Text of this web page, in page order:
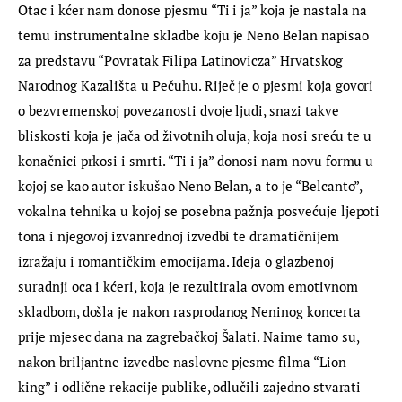
Otac i kćer nam donose pjesmu “Ti i ja” koja je nastala na
temu instrumentalne skladbe koju je Neno Belan napisao
za predstavu “Povratak Filipa Latinovicza” Hrvatskog
Narodnog Kazališta u Pečuhu. Riječ je o pjesmi koja govori
o bezvremenskoj povezanosti dvoje ljudi, snazi takve
bliskosti koja je jača od životnih oluja, koja nosi sreću te u
konačnici prkosi i smrti. “Ti i ja” donosi nam novu formu u
kojoj se kao autor iskušao Neno Belan, a to je “Belcanto”,
vokalna tehnika u kojoj se posebna pažnja posvećuje ljepoti
tona i njegovoj izvanrednoj izvedbi te dramatičnijem
izražaju i romantičkim emocijama. Ideja o glazbenoj
suradnji oca i kćeri, koja je rezultirala ovom emotivnom
skladbom, došla je nakon rasprodanog Neninog koncerta
prije mjesec dana na zagrebačkoj Šalati. Naime tamo su,
nakon briljantne izvedbe naslovne pjesme filma “Lion
king” i odlične rekacije publike, odlučili zajedno stvarati